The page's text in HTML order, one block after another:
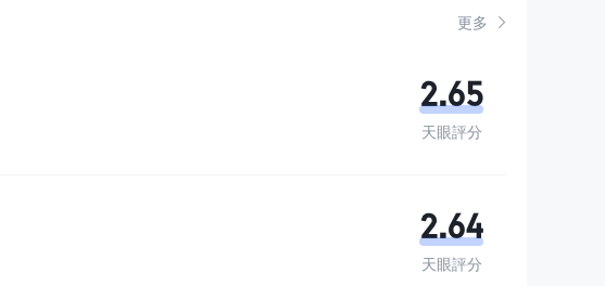
更多
2.65
天眼評分
2.64
天眼評分